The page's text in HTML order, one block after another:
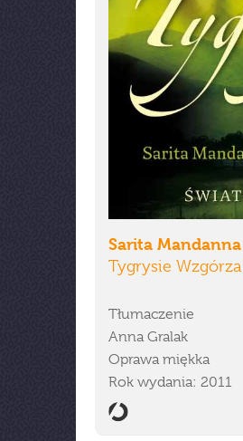
Sarita Mandanna
Tygrysie Wzgórza
Tłumaczenie
Anna Gralak
Oprawa miękka
Rok wydania: 2011